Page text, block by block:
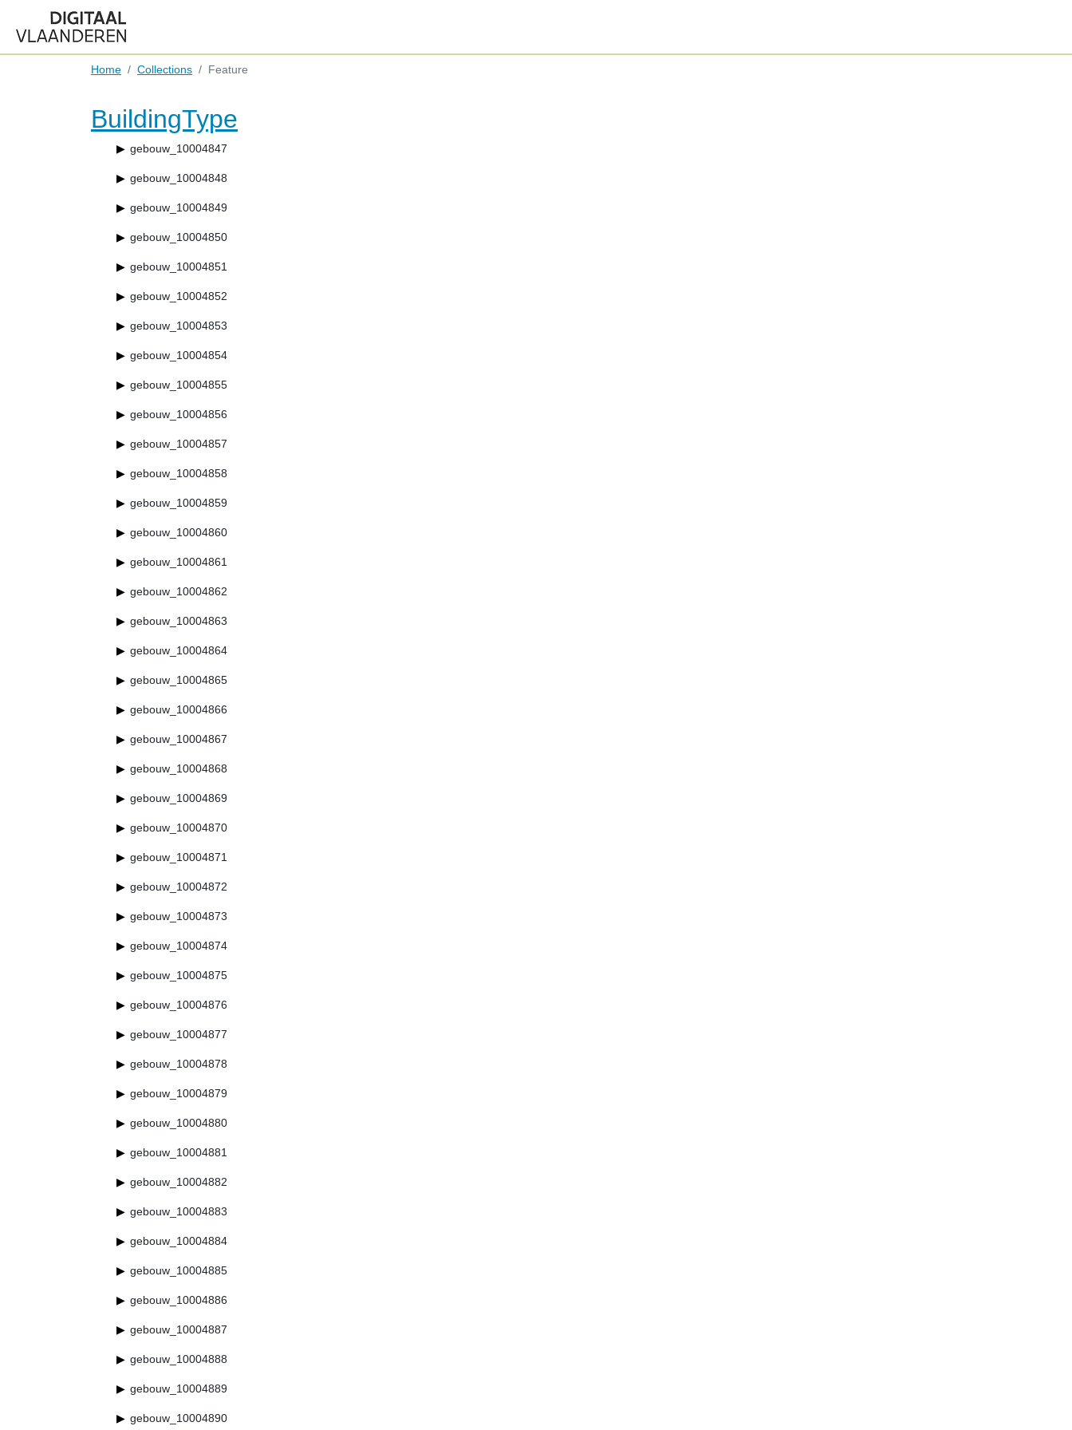
Home Collections Feature
BuildingType
gebouw_10004847
gebouw_10004848
gebouw_10004849
gebouw_10004850
gebouw_10004851
gebouw_10004852
gebouw_10004853
gebouw_10004854
gebouw_10004855
gebouw_10004856
gebouw_10004857
gebouw_10004858
gebouw_10004859
gebouw_10004860
gebouw_10004861
gebouw_10004862
gebouw_10004863
gebouw_10004864
gebouw_10004865
gebouw_10004866
gebouw_10004867
gebouw_10004868
gebouw_10004869
gebouw_10004870
gebouw_10004871
gebouw_10004872
gebouw_10004873
gebouw_10004874
gebouw_10004875
gebouw_10004876
gebouw_10004877
gebouw_10004878
gebouw_10004879
gebouw_10004880
gebouw_10004881
gebouw_10004882
gebouw_10004883
gebouw_10004884
gebouw_10004885
gebouw_10004886
gebouw_10004887
gebouw_10004888
gebouw_10004889
gebouw_10004890